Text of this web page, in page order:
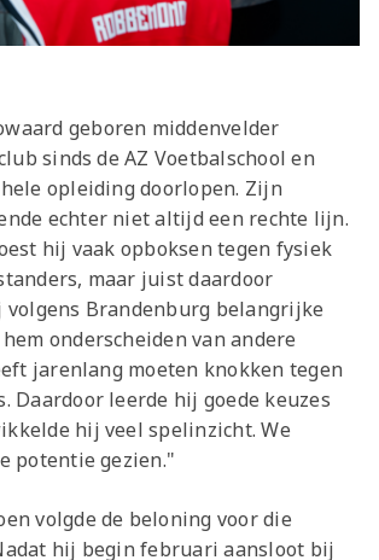
geboren middenvelder
sinds de AZ Voetbalschool en
opleiding doorlopen. Zijn
echter niet altijd een rechte lijn.
hij vaak opboksen tegen fysiek
maar juist daardoor
Brandenburg belangrijke
onderscheiden van andere
jarenlang moeten knokken tegen
Daardoor leerde hij goede keuzes
hij veel spelinzicht. We
potentie gezien."
volgde de beloning voor die
hij begin februari aansloot bij